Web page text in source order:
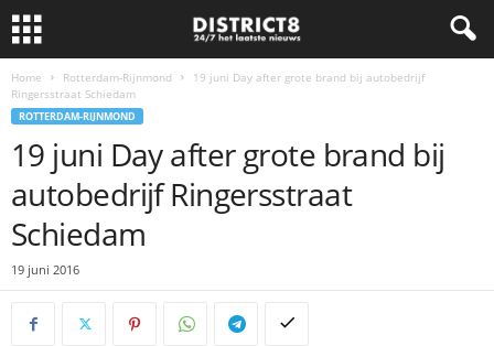
Home Rotterdam-Rijnmond
19 juni Day after grote brand bij autobedrijf
Ringersstraat Schiedam
ROTTERDAM-RIJNMOND
19 juni Day after grote brand bij
autobedrijf Ringersstraat
Schiedam
19 juni 2016